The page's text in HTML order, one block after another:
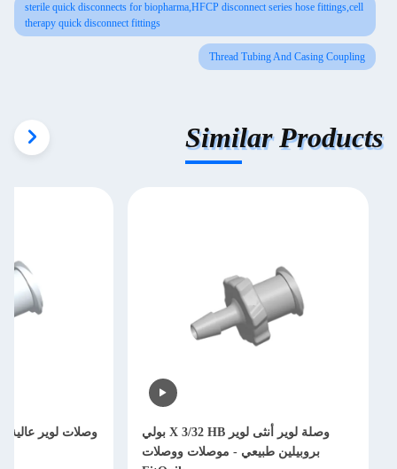
sterile quick disconnects for biopharma,HFCP disconnect series hose fittings,cell
therapy quick disconnect fittings
Thread Tubing And Casing Coupling
Similar Products
وصلة لوير أنثى لوير X 3/32 HB بولي
بروبيلين طبيعي - موصلات ووصلات
وصلات لوير عالية